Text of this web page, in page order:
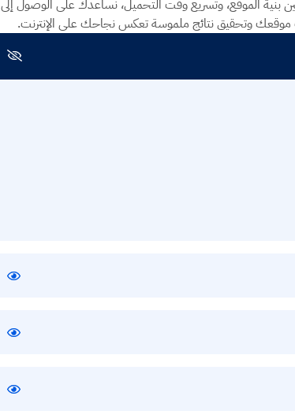
بنية الموقع، وتسريع وقت التحميل، نساعدك على الوصول إلى
موقعك وتحقيق نتائج ملموسة تعكس نجاحك على الإنترنت.